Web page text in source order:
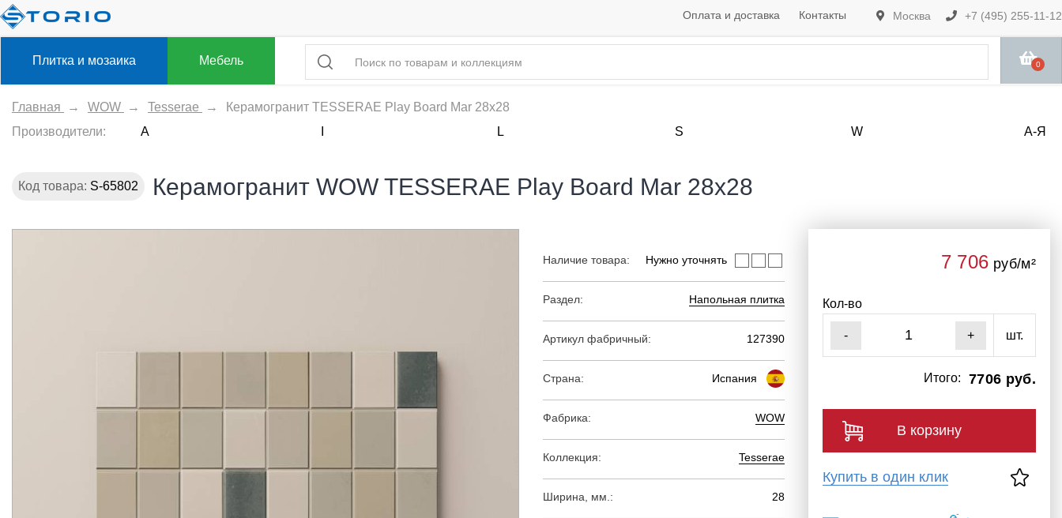
Москва +7 (495) 255-11-12
Оплата и доставка Контакты
Плитка и мозаика Мебель 0
Главная → WOW → Tesserae →
Керамогранит TESSERAE Play Board Mar 28х28
Производители:
A L S W А-Я
Код товара: S-65802 Керамогранит WOW TESSERAE Play Board Mar 28х28
Наличие товара: Нужно уточнять
Раздел: Напольная плитка
Артикул фабричный: 127390
Страна: Испания
Фабрика: WOW
Коллекция: Tesserae
Ширина, мм.: 28
7 706 руб/м²
Кол-во
- + шт.
7706 руб.
Итого:
В корзину
Купить в один клик